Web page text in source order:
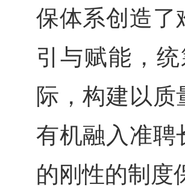
保体系创造了
引与赋能，
际，构建以
有机融入准聘
的刚性的制度